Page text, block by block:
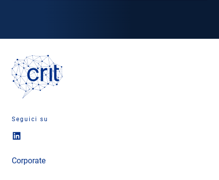
Seguici su
Corporate